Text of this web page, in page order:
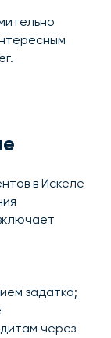
в Искеле
задатка;
через